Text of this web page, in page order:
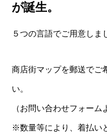
が誕生。
５つの言語でご用意しま
商店街マップを郵送でご
い。
（お問い合わせフォーム
※数量等により、着払い